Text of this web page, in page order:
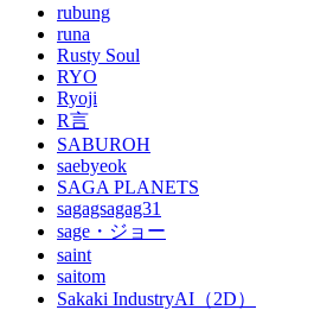
rubung
runa
Rusty Soul
RYO
Ryoji
R言
SABUROH
saebyeok
SAGA PLANETS
sagagsagag31
sage・ジョー
saint
saitom
Sakaki IndustryAI（2D）